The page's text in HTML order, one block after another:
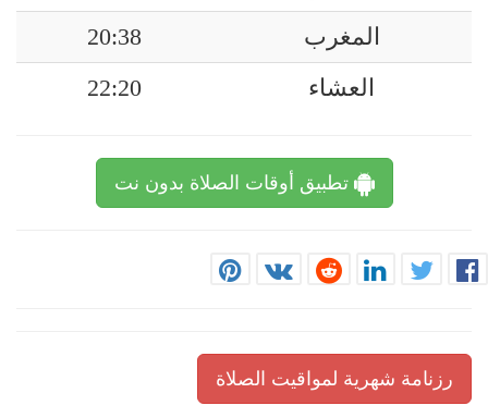
المغرب
20:38
العشاء
22:20
تطبيق أوقات الصلاة بدون نت
رزنامة شهرية لمواقيت الصلاة